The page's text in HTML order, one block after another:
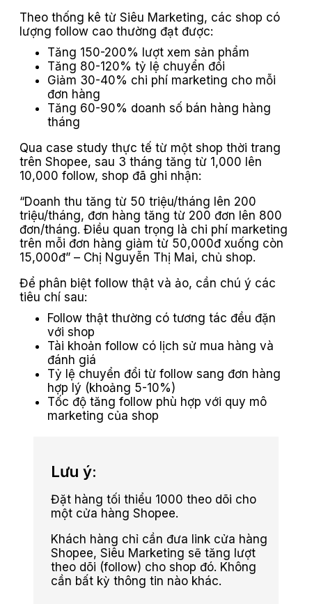
Theo thống kê từ Siêu Marketing, các shop có
lượng follow cao thường đạt được:
Tăng 150-200% lượt xem sản phẩm
Tăng 80-120% tỷ lệ chuyển đổi
Giảm 30-40% chi phí marketing cho mỗi
đơn hàng
Tăng 60-90% doanh số bán hàng hàng
tháng
Qua case study thực tế từ một shop thời trang
trên Shopee, sau 3 tháng tăng từ 1,000 lên
10,000 follow, shop đã ghi nhận:
“Doanh thu tăng từ 50 triệu/tháng lên 200
triệu/tháng, đơn hàng tăng từ 200 đơn lên 800
đơn/tháng. Điều quan trọng là chi phí marketing
trên mỗi đơn hàng giảm từ 50,000đ xuống còn
15,000đ” – Chị Nguyễn Thị Mai, chủ shop.
Để phân biệt follow thật và ảo, cần chú ý các
tiêu chí sau:
Follow thật thường có tương tác đều đặn
với shop
Tài khoản follow có lịch sử mua hàng và
đánh giá
Tỷ lệ chuyển đổi từ follow sang đơn hàng
hợp lý (khoảng 5-10%)
Tốc độ tăng follow phù hợp với quy mô
marketing của shop
Lưu ý:
Đặt hàng tối thiểu 1000 theo dõi cho
một cửa hàng Shopee.
Khách hàng chỉ cần đưa link cửa hàng
Shopee, Siêu Marketing sẽ tăng lượt
theo dõi (follow) cho shop đó. Không
cần bất kỳ thông tin nào khác.